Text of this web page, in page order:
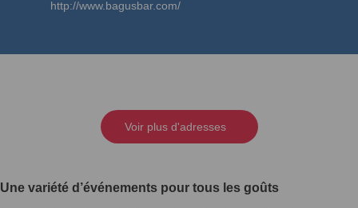
http://www.bagusbar.com/
Voir plus d'adresses
Une variété d’événements pour tous les goûts